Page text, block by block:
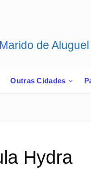
Marido de
Outras Cidades
Hydra